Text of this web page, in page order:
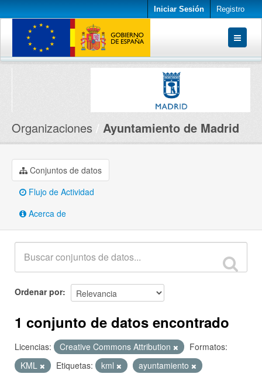
Iniciar Sesión Registro
Conjuntos de datos
Organizaciones Ayuntamiento de Madrid
Conjuntos de datos
Flujo de Actividad
Acerca de
Ordenar por
1 conjunto de datos encontrado
Licencias: Creative Commons Attribution
Formatos:
KML
Etiquetas: kml
ayuntamiento